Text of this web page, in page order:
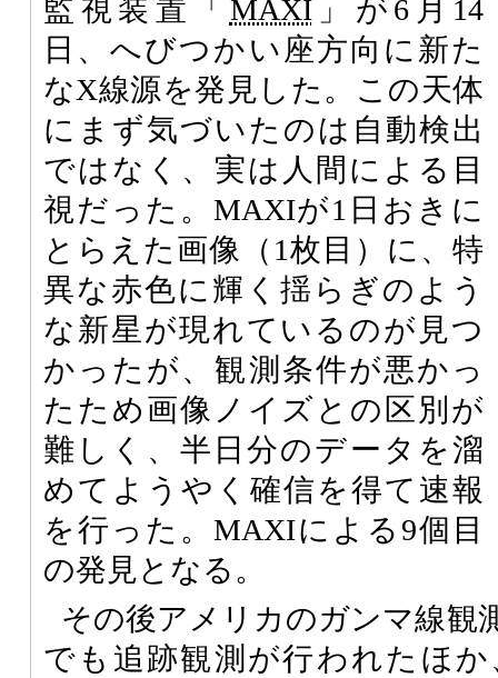
監視装置「 MAXI」が6月14
日、へびつかい座方向に新た
なX線源を発見した。この天体
にまず気づいたのは自動検出
ではなく、実は人間による目
視だった。MAXIが1日おきに
とらえた画像（1枚目）に、特
異な赤色に輝く揺らぎのよう
な新星が現れているのが見つ
かったが、観測条件が悪かっ
たため画像ノイズとの区別が
難しく、半日分のデータを溜
めてようやく確信を得て速報
を行った。MAXIによる9個目
の発見となる。
その後アメリカのガンマ線観
でも追跡観測が行われたほ